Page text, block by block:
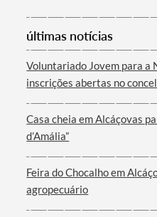
Categorias gerais
últimas notícias
Voluntariado Jovem para a
inscrições abertas no
Casa cheia em Alcáçovas
d’Amália”
Feira do Chocalho em
agropecuário